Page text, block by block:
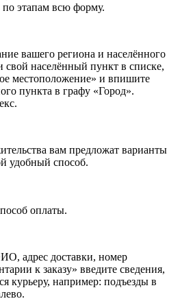
по этапам всю форму.
вашего региона и населённого
населённый пункт в списке,
местоположение» и впишите
пункта в графу «Город».
вам предложат варианты
удобный способ.
оплаты.
адрес доставки, номер
к заказу» введите сведения,
курьеру, например: подъезды в